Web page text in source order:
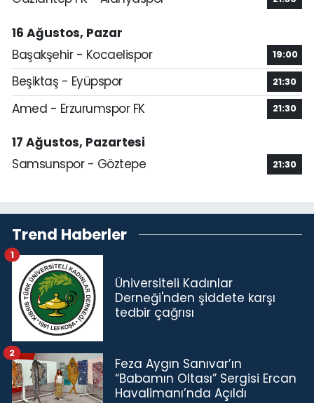
16 Ağustos, Pazar
Başakşehir - Kocaelispor
19:00
Beşiktaş - Eyüpspor 21:30
Amed - Erzurumspor FK 21:30
17 Ağustos, Pazartesi
Samsunspor - Göztepe
21:30
Trend Haberler
Üniversiteli Kadınlar
Derneği'nden şiddete karşı
tedbir çağrısı
1
Feza Aygın Sanıvar’ın
“Babamın Oltası” Sergisi Ercan
Havalimanı’nda Açıldı
2